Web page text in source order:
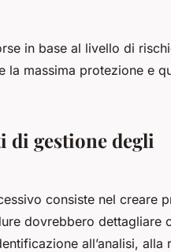
in base al livello di
la massima protezione e
di gestione degli
consiste nel creare
dovrebbero dettagliare
all’analisi, alla